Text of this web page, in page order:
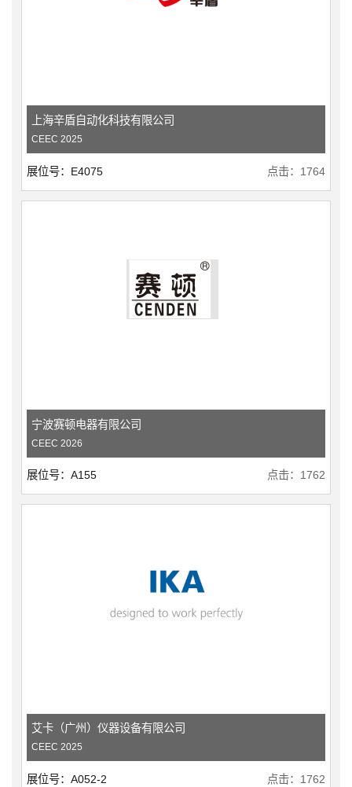
上海辛盾自动化科技有限公司
CEEC 2025
展位号：E4075 点击：1764
宁波赛顿电器有限公司
CEEC 2026
展位号：A155 点击：1762
艾卡（广州）仪器设备有限公司
CEEC 2025
展位号：A052-2 点击：1762